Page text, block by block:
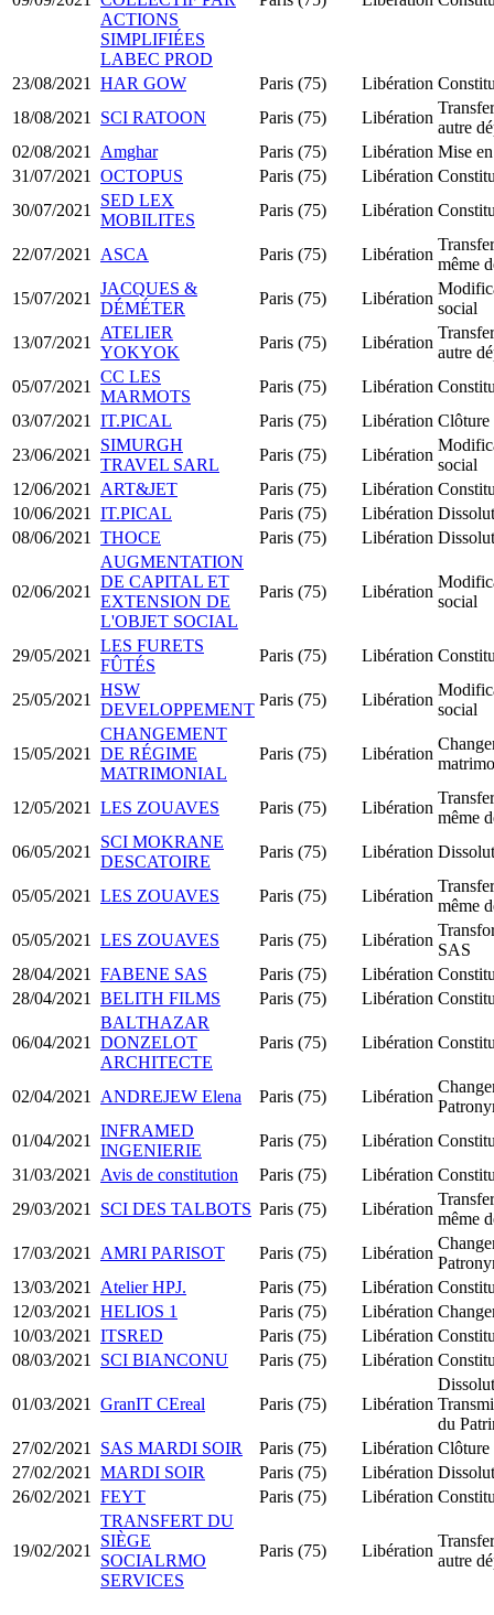
ACTIONS
SIMPLIFIÉES
LABEC PROD
23/08/2021 HAR GOW Paris (75) Libération
18/08/2021
SCI RATOON Paris (75) Libération
autre
02/08/2021
Amghar Paris (75) Libération Mise
31/07/2021
OCTOPUS Paris (75) Libération
30/07/2021
SED LEX
MOBILITES
Paris (75) Libération
22/07/2021 ASCA Paris (75) Libération
même
15/07/2021
JACQUES &
DÉMÉTER
Paris (75) Libération
social
13/07/2021
ATELIER
YOKYOK
Paris (75) Libération
autre
05/07/2021
CC LES
MARMOTS
Paris (75) Libération
03/07/2021
IT.PICAL Paris (75) Libération Clôture
23/06/2021
SIMURGH
TRAVEL SARL
Paris (75) Libération
social
12/06/2021
ART&JET Paris (75) Libération
10/06/2021
IT.PICAL Paris (75) Libération
08/06/2021
THOCE Paris (75) Libération
02/06/2021
AUGMENTATION
DE CAPITAL ET
EXTENSION DE
L'OBJET SOCIAL
Paris (75) Libération
social
29/05/2021
LES FURETS
FÛTÉS
Paris (75) Libération
25/05/2021
HSW
DEVELOPPEMENT
Paris (75) Libération
social
15/05/2021
CHANGEMENT
DE RÉGIME
MATRIMONIAL
Paris (75) Libération
12/05/2021 LES ZOUAVES Paris (75) Libération
même
06/05/2021
SCI MOKRANE
DESCATOIRE
Paris (75) Libération
05/05/2021 LES ZOUAVES Paris (75) Libération
même
05/05/2021
LES ZOUAVES Paris (75) Libération
SAS
28/04/2021
FABENE SAS Paris (75) Libération
28/04/2021
BELITH FILMS Paris (75) Libération
06/04/2021
BALTHAZAR
DONZELOT
ARCHITECTE
Paris (75) Libération
02/04/2021 ANDREJEW Elena Paris (75) Libération
01/04/2021
INFRAMED
INGENIERIE
Paris (75) Libération
31/03/2021
Avis de constitution Paris (75) Libération
29/03/2021
SCI DES TALBOTS Paris (75) Libération
même
17/03/2021
AMRI PARISOT Paris (75) Libération
13/03/2021
Atelier HPJ. Paris (75) Libération
12/03/2021
HELIOS 1 Paris (75) Libération
10/03/2021
ITSRED Paris (75) Libération
08/03/2021
SCI BIANCONU Paris (75) Libération
01/03/2021 GranIT CEreal Paris (75) Libération
du
27/02/2021
SAS MARDI SOIR Paris (75) Libération Clôture
27/02/2021
MARDI SOIR Paris (75) Libération
26/02/2021
FEYT Paris (75) Libération
19/02/2021
TRANSFERT DU
SIÈGE
SOCIALRMO
SERVICES
Paris (75) Libération
autre